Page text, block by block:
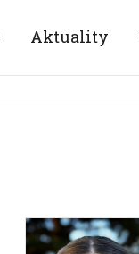
Aktuality